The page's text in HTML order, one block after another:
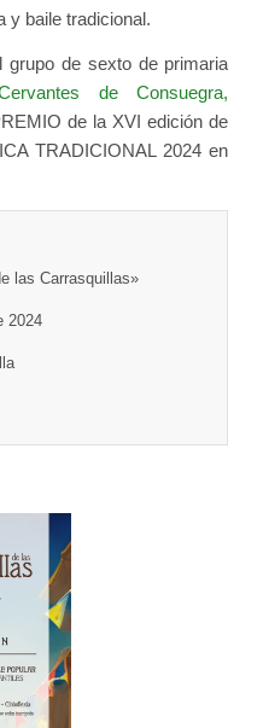
y baile tradicional.
grupo de sexto de primaria
de Consuegra,
de la XVI edición de
TRADICIONAL 2024 en
las Carrasquillas»
2024